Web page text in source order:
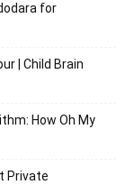
for
| Child Brain
How Oh My
Private